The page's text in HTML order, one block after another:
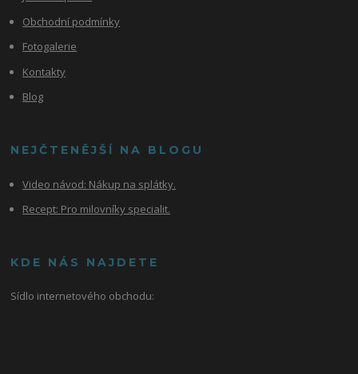
Obchodní podmínky
Fotogalerie
Kontakty
Blog
NEJČTENĚJŠÍ NA BLOGU
Video návod: Nákup na splátky.
Recept: Pro milovníky specialit.
KDE NÁS NAJDETE
Sídlo internetového obchodu: